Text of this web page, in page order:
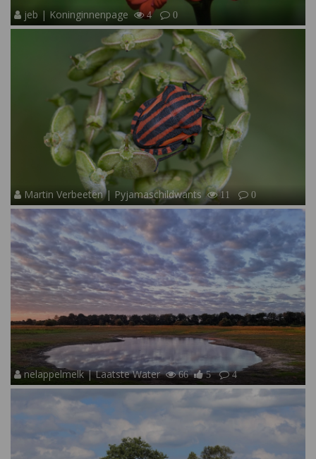
jeb | Koninginnenpage 4 0
Martin Verbeeten | Pyjamaschildwants 11 0
nelappelmelk | Laatste Water 66 5 4